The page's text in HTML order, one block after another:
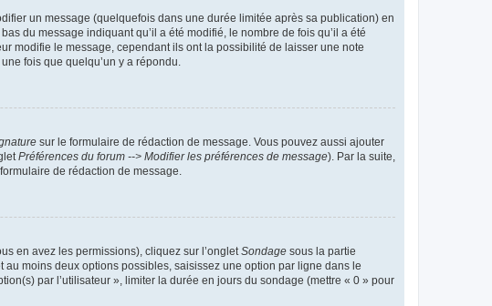
un message (quelquefois dans une durée limitée après sa publication) en
du message indiquant qu’il a été modifié, le nombre de fois qu’il a été
modifie le message, cependant ils ont la possibilité de laisser une note
fois que quelqu’un y a répondu.
sur le formulaire de rédaction de message. Vous pouvez aussi ajouter
Préférences du forum --> Modifier les préférences de message). Par la suite,
de rédaction de message.
en avez les permissions), cliquez sur l’onglet Sondage sous la partie
moins deux options possibles, saisissez une option par ligne dans le
par l’utilisateur », limiter la durée en jours du sondage (mettre « 0 » pour